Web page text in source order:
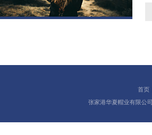
首页
张家港华夏帽业有限公司